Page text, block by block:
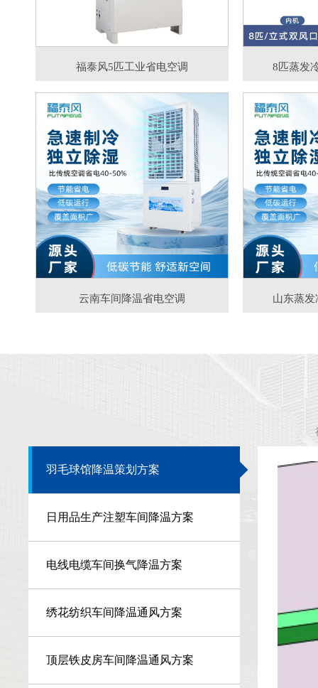
福泰风5匹工业省电空调 8匹蒸发
云南车间降温省电空调 山东蒸
羽毛球馆降温策划方案
日用品生产注塑车间降温方案
电线电缆车间换气降温方案
绣花纺织车间降温通风方案
顶层铁皮房车间降温通风方案